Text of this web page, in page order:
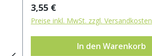
Regulärer Preis:
3,55 €
Preise inkl. MwSt. zzgl. Versandkosten
In den Warenkorb